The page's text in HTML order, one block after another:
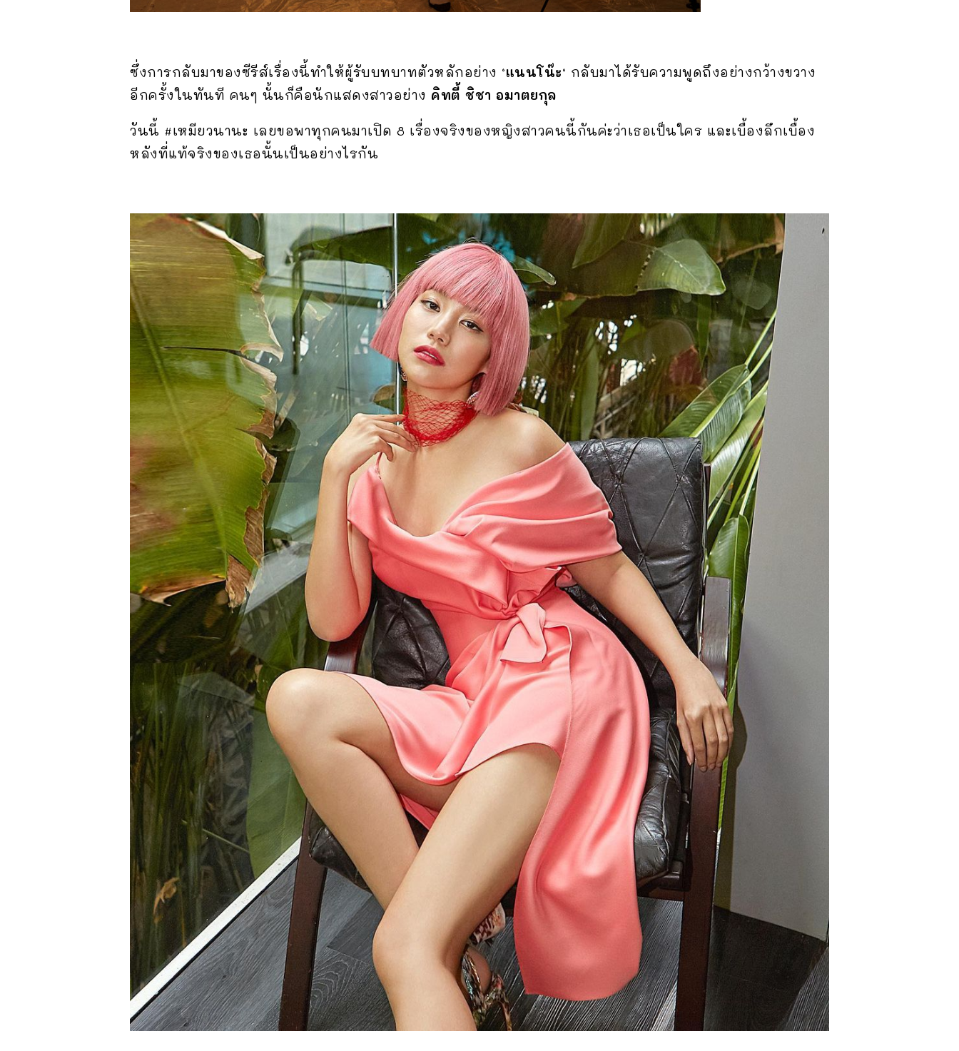
ซึ่งการกลับมาของซีรีส์เรื่องนี้ทำให้ผู้รับบทบาทตัวหลักอย่าง ‘แนนโน๊ะ‘ กลับมาได้รับความพูดถึงอย่างกว้างขวาง
อีกครั้งในทันที คนๆ นั้นก็คือนักแสดงสาวอย่าง คิทตี้ ชิชา อมาตยกุล
วันนี้ #เหมียวนานะ เลยขอพาทุกคนมาเปิด 8 เรื่องจริงของหญิงสาวคนนี้กันค่ะว่าเธอเป็นใคร และเบื้องลึกเบื้อง
หลังที่แท้จริงของเธอนั้นเป็นอย่างไรกัน